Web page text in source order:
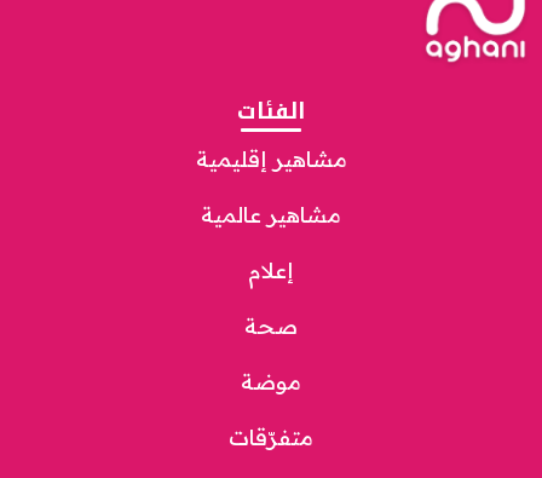
الفئات
مشاهير إقليمية
مشاهير عالمية
إعلام
صحة
موضة
متفرّقات